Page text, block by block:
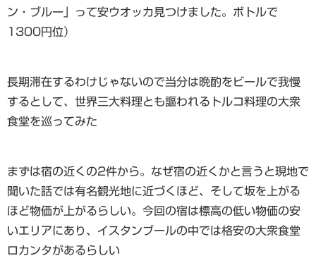
ン・ブルー」って安ウオッカ見つけました。ボトルで
1300円位）
長期滞在するわけじゃないので当分は晩酌をビールで我慢
するとして、世界三大料理とも謳われるトルコ料理の大衆
食堂を巡ってみた
まずは宿の近くの2件から。なぜ宿の近くかと言うと現地で
聞いた話では有名観光地に近づくほど、そして坂を上がる
ほど物価が上がるらしい。今回の宿は標高の低い物価の安
いエリアにあり、イスタンブールの中では格安の大衆食堂
ロカンタがあるらしい